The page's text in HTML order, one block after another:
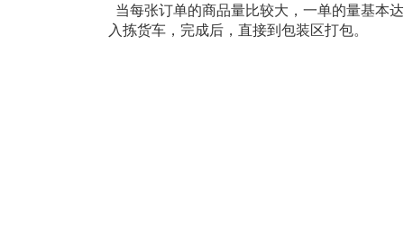
当每张订单的商品量比较大，一单的量基本
入拣货车，完成后，直接到包装区打包。